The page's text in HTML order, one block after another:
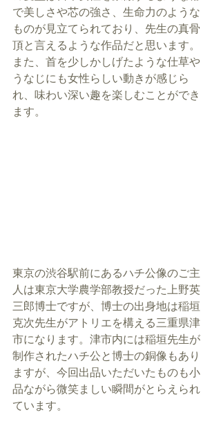
で美しさや芯の強さ、生命力のような
ものが見立てられており、先生の真骨
頂と言えるような作品だと思います。
また、首を少しかしげたような仕草や
うなじにも女性らしい動きが感じら
れ、味わい深い趣を楽しむことができ
ます。
東京の渋谷駅前にあるハチ公像のご主
人は東京大学農学部教授だった上野英
三郎博士ですが、博士の出身地は稲垣
克次先生がアトリエを構える三重県津
市になります。津市内には稲垣先生が
制作されたハチ公と博士の銅像もあり
ますが、今回出品いただいたものも小
品ながら微笑ましい瞬間がとらえられ
ています。